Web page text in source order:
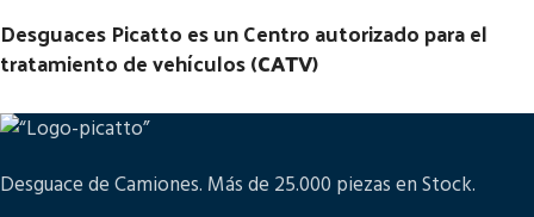
Desguaces Picatto es un Centro autorizado para el
tratamiento de vehículos (CATV)
Desguace de Camiones. Más de 25.000 piezas en Stock.